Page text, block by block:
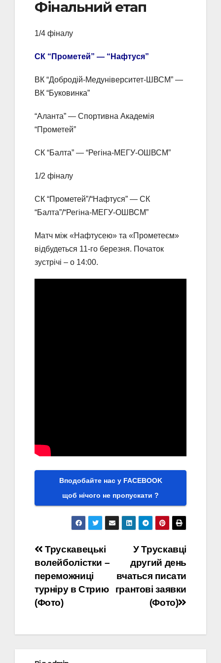
Фінальний етап
1/4 фіналу
СК “Прометей” — “Нафтуся”
ВК “Добродій-Медуніверситет-ШВСМ” —
ВК “Буковинка”
“Аланта” — Спортивна Академія
“Прометей”
СК “Балта” — “Регіна-МЕГУ-ОШВСМ”
1/2 фіналу
СК “Прометей”/“Нафтуся” — СК
“Балта”/“Регіна-МЕГУ-ОШВСМ”
Матч між «Нафтусею» та «Прометеєм»
відбудеться 11-го березня. Початок
зустрічі – о 14:00.
Вподобайте нас у FACEBOOK
щоб нічого не пропускати ?
Навігація
записів
У Трускавці
другий день
вчаться писати
грантові заявки
(Фото)
Трускавецькі
волейболістки –
переможниці
турніру в Стрию
(Фото)